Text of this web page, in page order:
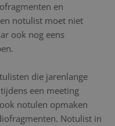
en
notulist moet niet
ook nog eens
die jarenlange
een meeting
notulen opmaken
Notulist in